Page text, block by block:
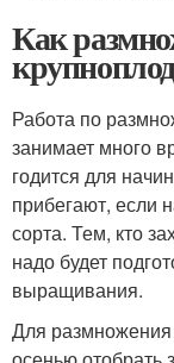
Как
Работа по
занимает много
годится для
прибегают, если
сорта. Тем, кто
надо будет
выращивания.
Для